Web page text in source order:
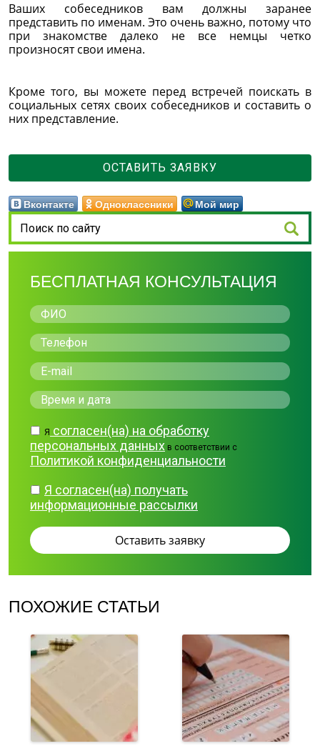
Ваших собеседников вам должны заранее
представить по именам. Это очень важно, потому что
при знакомстве далеко не все немцы четко
произносят свои имена.
Кроме того, вы можете перед встречей поискать в
социальных сетях своих собеседников и составить о
них представление.
ОСТАВИТЬ ЗАЯВКУ
Вконтакте Одноклассники Мой мир
БЕСПЛАТНАЯ КОНСУЛЬТАЦИЯ
Я согласен(на) на обработку
персональных данных в соответствии с
Политикой конфиденциальности
Я согласен(на) получать
информационные рассылки
ПОХОЖИЕ СТАТЬИ